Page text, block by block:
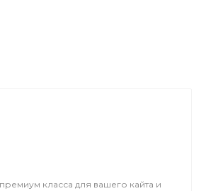
класса для вашего кайта и